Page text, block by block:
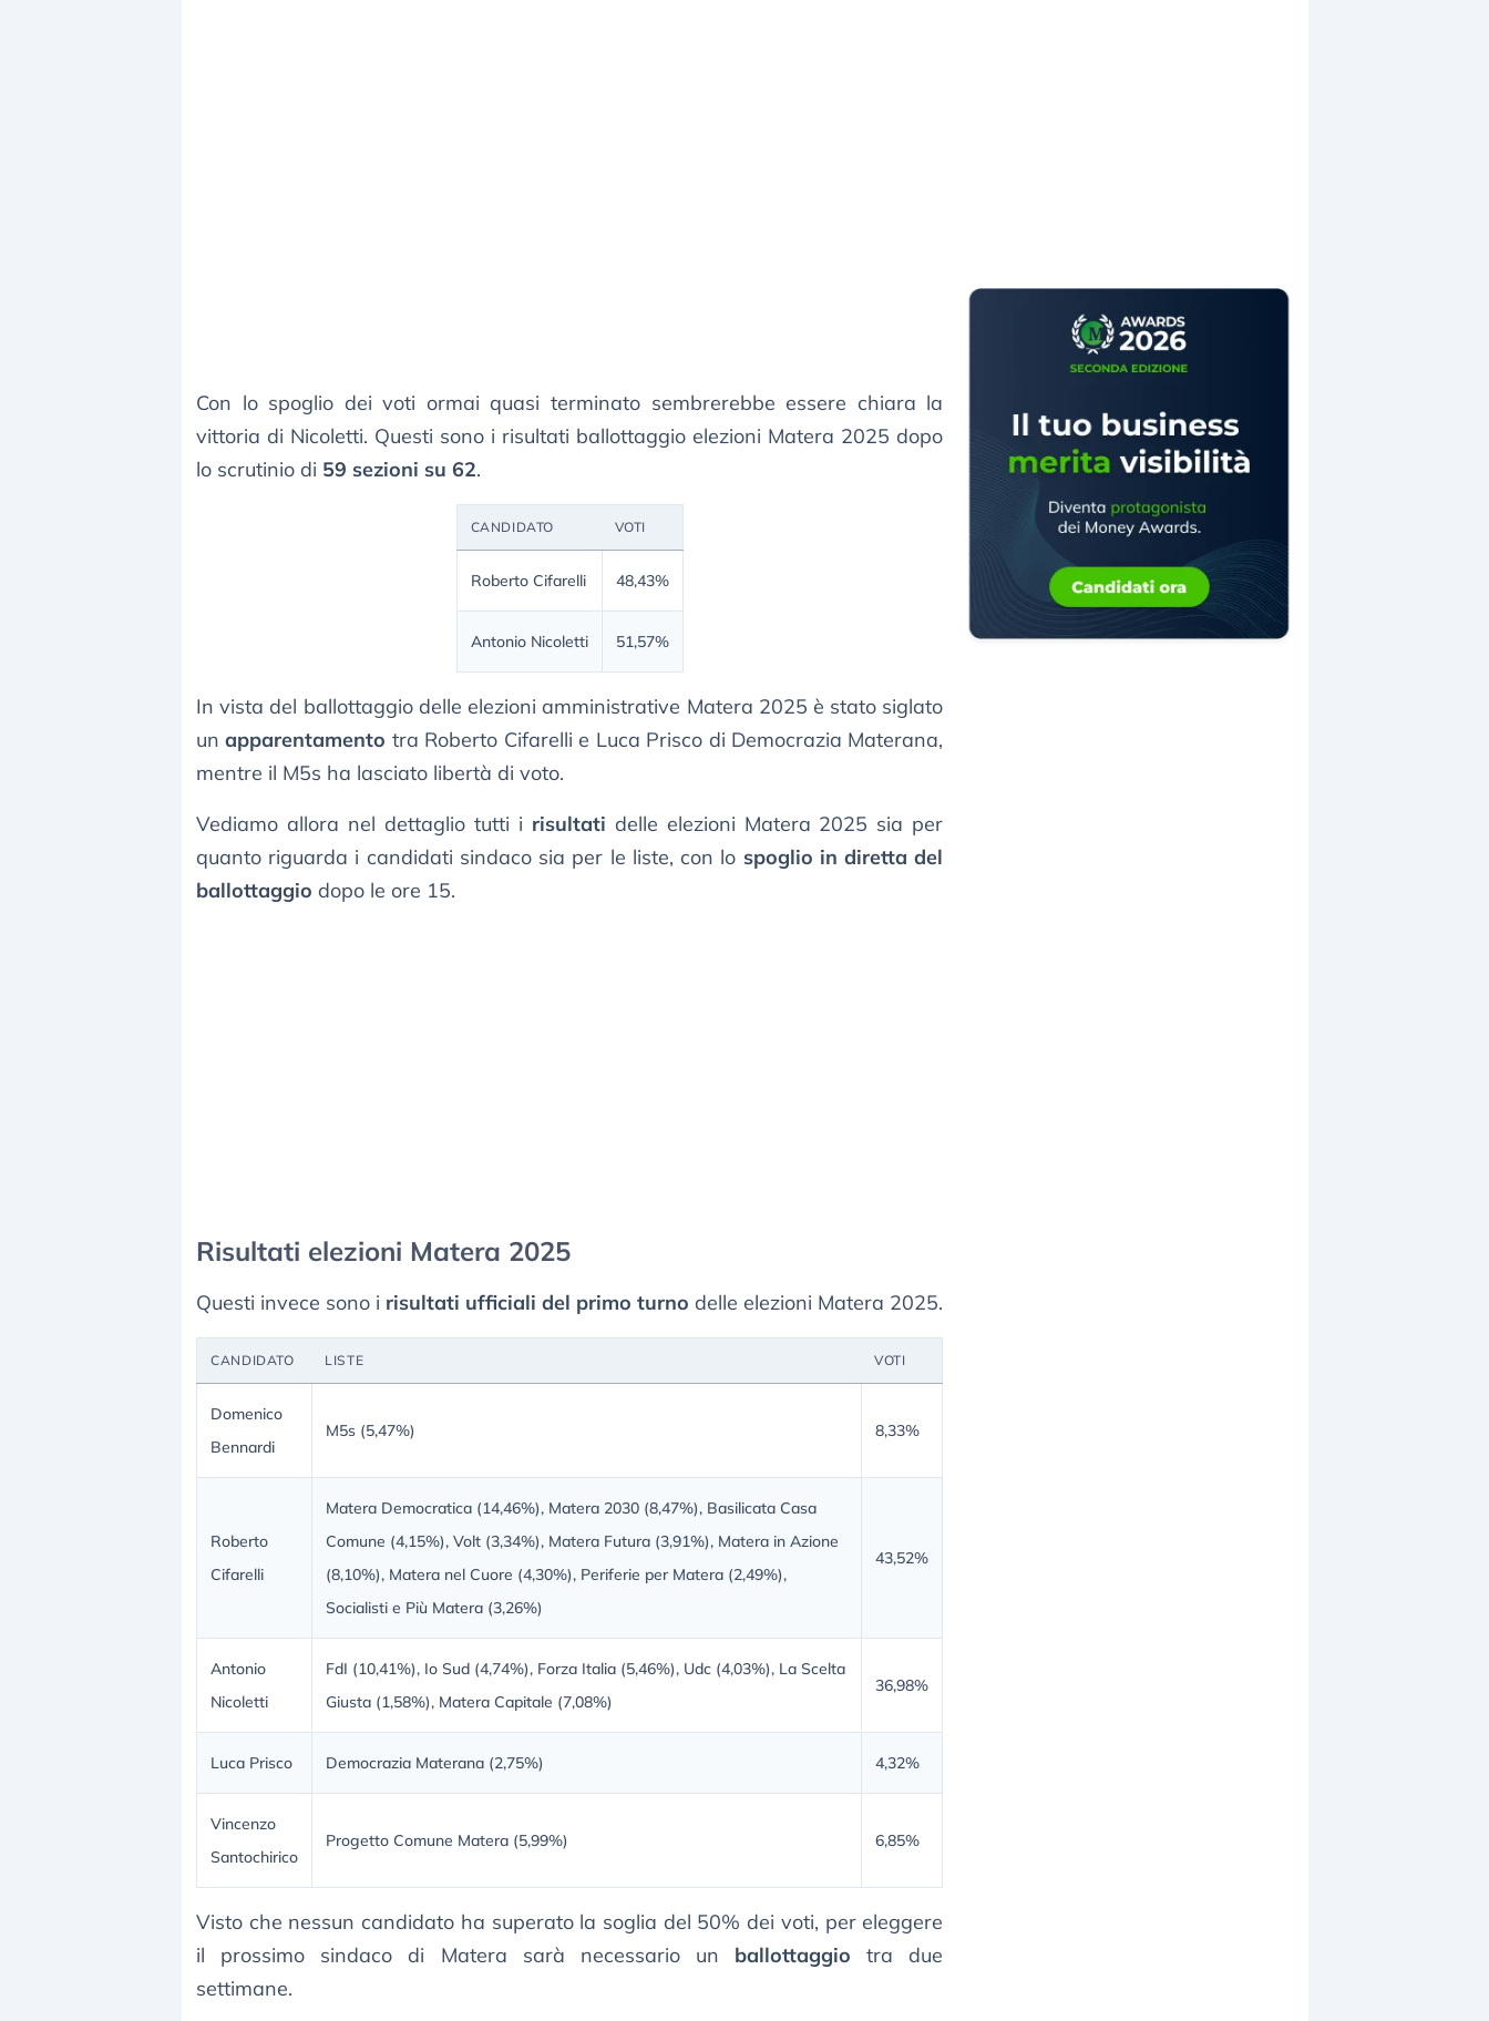
Con lo spoglio dei voti ormai quasi terminato sembrerebbe essere chiara la
vittoria di Nicoletti. Questi sono i risultati ballottaggio elezioni Matera 2025 dopo
lo scrutinio di 59 sezioni su 62.
CANDIDATO VOTI
Roberto Cifarelli 48,43%
Antonio Nicoletti 51,57%
In vista del ballottaggio delle elezioni amministrative Matera 2025 è stato siglato
unapparentamento tra Roberto Cifarelli e Luca Prisco di Democrazia Materana,
mentre il M5s ha lasciato libertà di voto.
Vediamo allora nel dettaglio tutti i risultati delle elezioni Matera 2025 sia per
quanto riguarda i candidati sindaco sia per le liste, con lo spoglio in diretta del
ballottaggio dopo le ore 15.
Risultati elezioni Matera 2025
Questi invece sono i risultati ufficiali del primo turno delle elezioni Matera 2025.
CANDIDATO LISTE VOTI
Domenico
Bennardi
M5s (5,47%) 8,33%
Roberto
Cifarelli
Matera Democratica (14,46%), Matera 2030 (8,47%), Basilicata Casa
Comune (4,15%), Volt (3,34%), Matera Futura (3,91%), Matera in Azione
(8,10%), Matera nel Cuore (4,30%), Periferie per Matera (2,49%),
Socialisti e Più Matera (3,26%)
43,52%
Antonio
Nicoletti
FdI (10,41%), Io Sud (4,74%), Forza Italia (5,46%), Udc (4,03%), La Scelta
Giusta (1,58%), Matera Capitale (7,08%)
36,98%
Luca Prisco Democrazia Materana (2,75%) 4,32%
Vincenzo
Santochirico
Progetto Comune Matera (5,99%) 6,85%
Visto che nessun candidato ha superato la soglia del 50% dei voti, per eleggere
il prossimo sindaco di Matera sarà necessario un ballottaggiotra due
settimane.